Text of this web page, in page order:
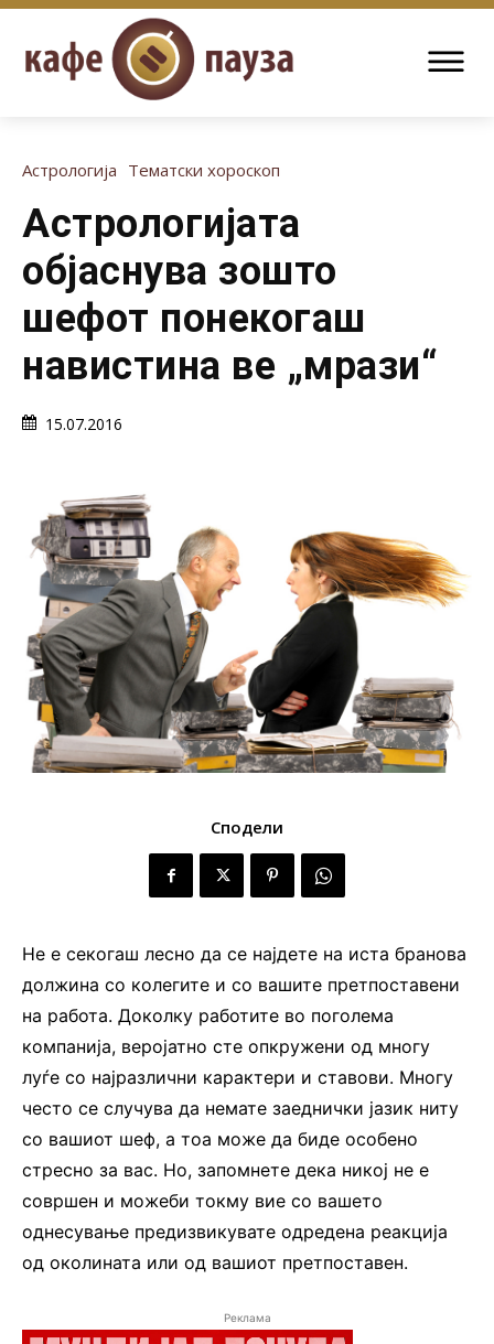
Астрологија Тематски хороскоп
Астрологијата
објаснува зошто
шефот понекогаш
навистина ве „мрази“
15.07.2016
Сподели
Не е секогаш лесно да се најдете на иста бранова
должина со колегите и со вашите претпоставени
на работа. Доколку работите во поголема
компанија, веројатно сте опкружени од многу
луѓе со најразлични карактери и ставови. Многу
често се случува да немате заеднички јазик ниту
со вашиот шеф, а тоа може да биде особено
стресно за вас. Но, запомнете дека никој не е
совршен и можеби токму вие со вашето
однесување предизвикувате одредена реакција
од околината или од вашиот претпоставен.
Реклама